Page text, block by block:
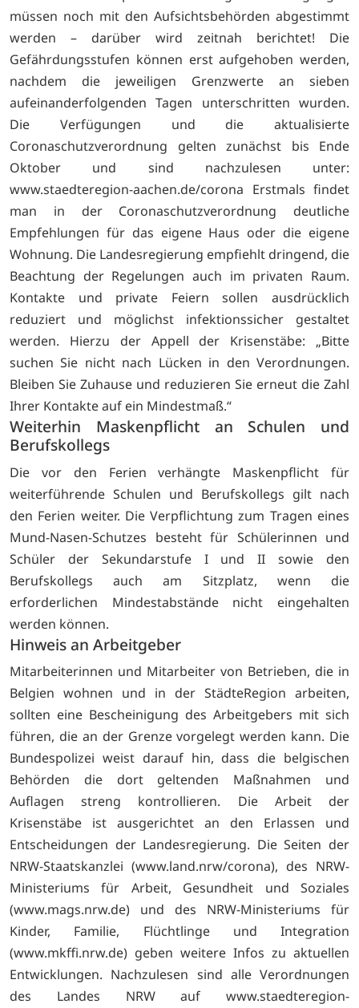
müssen noch mit den Aufsichtsbehörden abgestimmt
werden – darüber wird zeitnah berichtet! Die
Gefährdungsstufen können erst aufgehoben werden,
nachdem die jeweiligen Grenzwerte an sieben
aufeinanderfolgenden Tagen unterschritten wurden.
Die Verfügungen und die aktualisierte
Coronaschutzverordnung gelten zunächst bis Ende
Oktober und sind nachzulesen unter:
www.staedteregion-aachen.de/corona Erstmals findet
man in der Coronaschutzverordnung deutliche
Empfehlungen für das eigene Haus oder die eigene
Wohnung. Die Landesregierung empfiehlt dringend, die
Beachtung der Regelungen auch im privaten Raum.
Kontakte und private Feiern sollen ausdrücklich
reduziert und möglichst infektionssicher gestaltet
werden. Hierzu der Appell der Krisenstäbe: „Bitte
suchen Sie nicht nach Lücken in den Verordnungen.
Bleiben Sie Zuhause und reduzieren Sie erneut die Zahl
Ihrer Kontakte auf ein Mindestmaß.“
Weiterhin Maskenpflicht an Schulen und
Berufskollegs
Die vor den Ferien verhängte Maskenpflicht für
weiterführende Schulen und Berufskollegs gilt nach
den Ferien weiter. Die Verpflichtung zum Tragen eines
Mund-Nasen-Schutzes besteht für Schülerinnen und
Schüler der Sekundarstufe I und II sowie den
Berufskollegs auch am Sitzplatz, wenn die
erforderlichen Mindestabstände nicht eingehalten
werden können.
Hinweis an Arbeitgeber
Mitarbeiterinnen und Mitarbeiter von Betrieben, die in
Belgien wohnen und in der StädteRegion arbeiten,
sollten eine Bescheinigung des Arbeitgebers mit sich
führen, die an der Grenze vorgelegt werden kann. Die
Bundespolizei weist darauf hin, dass die belgischen
Behörden die dort geltenden Maßnahmen und
Auflagen streng kontrollieren. Die Arbeit der
Krisenstäbe ist ausgerichtet an den Erlassen und
Entscheidungen der Landesregierung. Die Seiten der
NRW-Staatskanzlei (www.land.nrw/corona), des NRW-
Ministeriums für Arbeit, Gesundheit und Soziales
(www.mags.nrw.de) und des NRW-Ministeriums für
Kinder, Familie, Flüchtlinge und Integration
(www.mkffi.nrw.de) geben weitere Infos zu aktuellen
Entwicklungen. Nachzulesen sind alle Verordnungen
des Landes NRW auf www.staedteregion-